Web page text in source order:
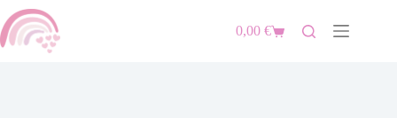
0,00€